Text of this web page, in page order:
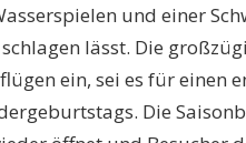
und einer
lässt. Die
ein, sei es für einen
Die